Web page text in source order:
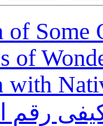
of Some
of
with
رقم